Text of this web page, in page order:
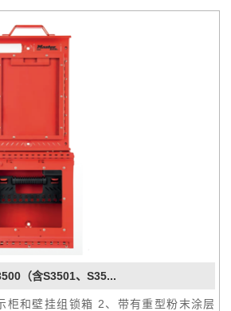
匙5、耐用的粉末涂层红色饰面，易于
的手柄6、英语、西班牙语和法语的'锁
信7、最多可容纳 12 名工人，使用锁定
（含S3501、S35...
柜和壁挂组锁箱 2、带有重型粉末涂层